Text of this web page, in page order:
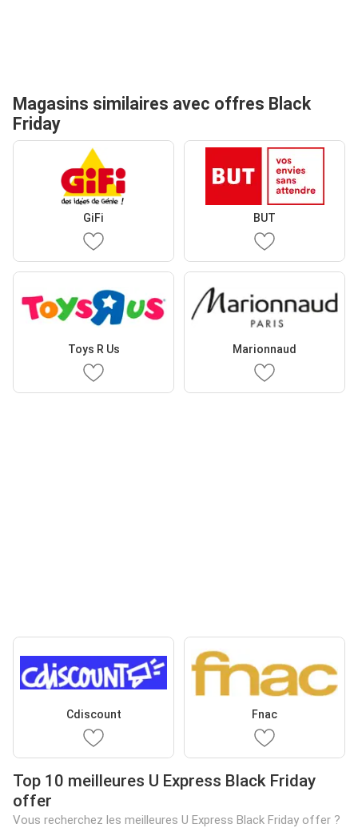
Magasins similaires avec offres Black
Friday
GiFi BUT
Toys R Us Marionnaud
Cdiscount Fnac
Top 10 meilleures U Express Black Friday
offer
Vous recherchez les meilleures U Express Black Friday offer ?